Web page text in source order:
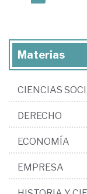
Materias
CIENCIAS
DERECHO
ECONOMÍA
EMPRESA